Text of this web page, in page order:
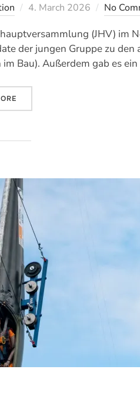
Veröffentlicht
4. March 2026 No
(JHV) im
der jungen Gruppe zu
Bau). Außerdem gab es
„JHV 2026: NEUER VORSTAND